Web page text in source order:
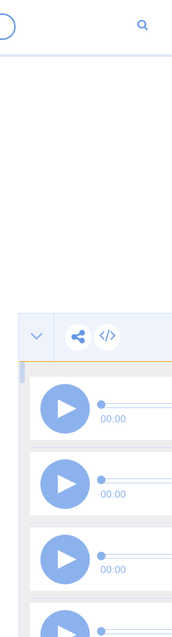
00:00
00:00
00:00